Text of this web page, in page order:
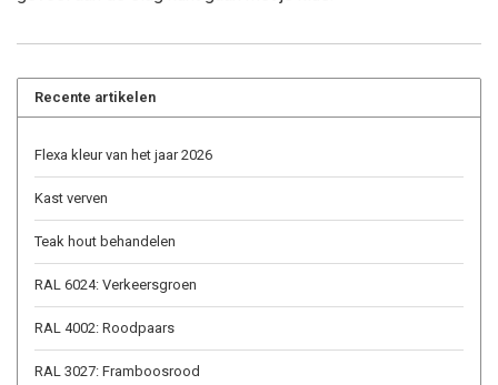
Recente artikelen
Flexa kleur van het jaar 2026
Kast verven
Teak hout behandelen
RAL 6024: Verkeersgroen
RAL 4002: Roodpaars
RAL 3027: Framboosrood